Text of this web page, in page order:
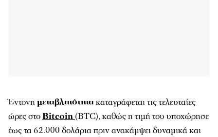
Έντονημεταβλητότητακαταγράφεται τις τελευταίες
ώρες στοBitcoin (BTC), καθώς η τιμή του υποχώρησε
έως τα 62.000 δολάρια πριν ανακάμψει δυναμικά και